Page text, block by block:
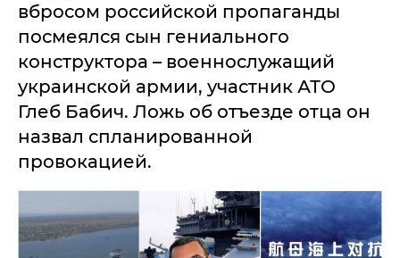
вбросом российской пропаганды
посмеялся сын гениального
конструктора – военнослужащий
украинской армии, участник АТО
Глеб Бабич. Ложь об отъезде отца он
назвал спланированной
провокацией.